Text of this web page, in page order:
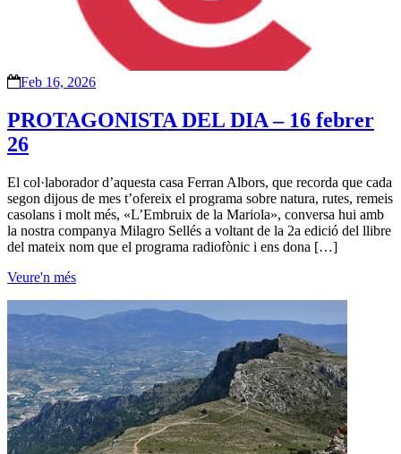
Feb 16, 2026
PROTAGONISTA DEL DIA – 16 febrer
26
El col·laborador d’aquesta casa Ferran Albors, que recorda que cada
segon dijous de mes t’ofereix el programa sobre natura, rutes, remeis
casolans i molt més, «L’Embruix de la Mariola», conversa hui amb
la nostra companya Milagro Sellés a voltant de la 2a edició del llibre
del mateix nom que el programa radiofònic i ens dona […]
Veure'n més